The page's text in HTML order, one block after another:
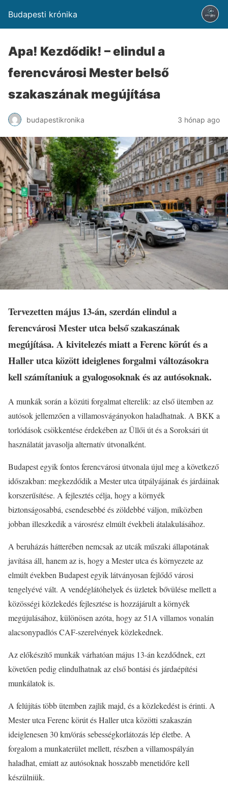
Budapesti krónika
Apa! Kezdődik! – elindul a
ferencvárosi Mester belső
szakaszának megújítása
budapestikronika 3 hónap ago
Tervezetten május 13-án, szerdán elindul a
ferencvárosi Mester utca belső szakaszának
megújítása. A kivitelezés miatt a Ferenc körút és a
Haller utca között ideiglenes forgalmi változásokra
kell számítaniuk a gyalogosoknak és az autósoknak.
A munkák során a közúti forgalmat elterelik: az első ütemben az
autósok jellemzően a villamosvágányokon haladhatnak. A BKK a
torlódások csökkentése érdekében az Üllői út és a Soroksári út
használatát javasolja alternatív útvonalként.
Budapest egyik fontos ferencvárosi útvonala újul meg a következő
időszakban: megkezdődik a Mester utca útpályájának és járdáinak
korszerűsítése. A fejlesztés célja, hogy a környék
biztonságosabbá, csendesebbé és zöldebbé váljon, miközben
jobban illeszkedik a városrész elmúlt évekbeli átalakulásához.
A beruházás hátterében nemcsak az utcák műszaki állapotának
javítása áll, hanem az is, hogy a Mester utca és környezete az
elmúlt években Budapest egyik látványosan fejlődő városi
tengelyévé vált. A vendéglátóhelyek és üzletek bővülése mellett a
közösségi közlekedés fejlesztése is hozzájárult a környék
megújulásához, különösen azóta, hogy az 51A villamos vonalán
alacsonypadlós CAF-szerelvények közlekednek.
Az előkészítő munkák várhatóan május 13-án kezdődnek, ezt
követően pedig elindulhatnak az első bontási és járdaépítési
munkálatok is.
A felújítás több ütemben zajlik majd, és a közlekedést is érinti. A
Mester utca Ferenc körút és Haller utca közötti szakaszán
ideiglenesen 30 km/órás sebességkorlátozás lép életbe. A
forgalom a munkaterület mellett, részben a villamospályán
haladhat, emiatt az autósoknak hosszabb menetidőre kell
készülniük.